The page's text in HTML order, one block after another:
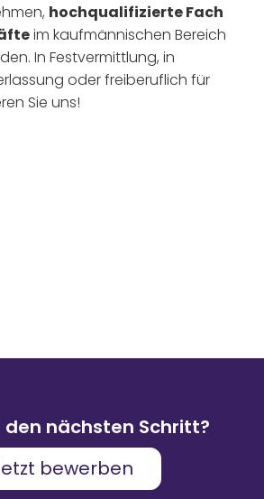
hochqualifizierte Fach
im kaufmännischen Bereich
In Festvermittlung, in
oder freiberuflich für
Sie uns!
den nächsten Schritt?
bewerben